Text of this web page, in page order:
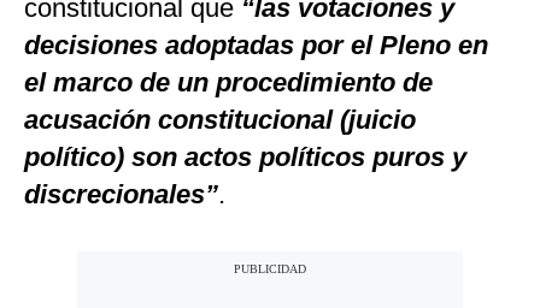
constitucional que “las votaciones y
decisiones adoptadas por el Pleno en
el marco de un procedimiento de
acusación constitucional (juicio
político) son actos políticos puros y
discrecionales”.